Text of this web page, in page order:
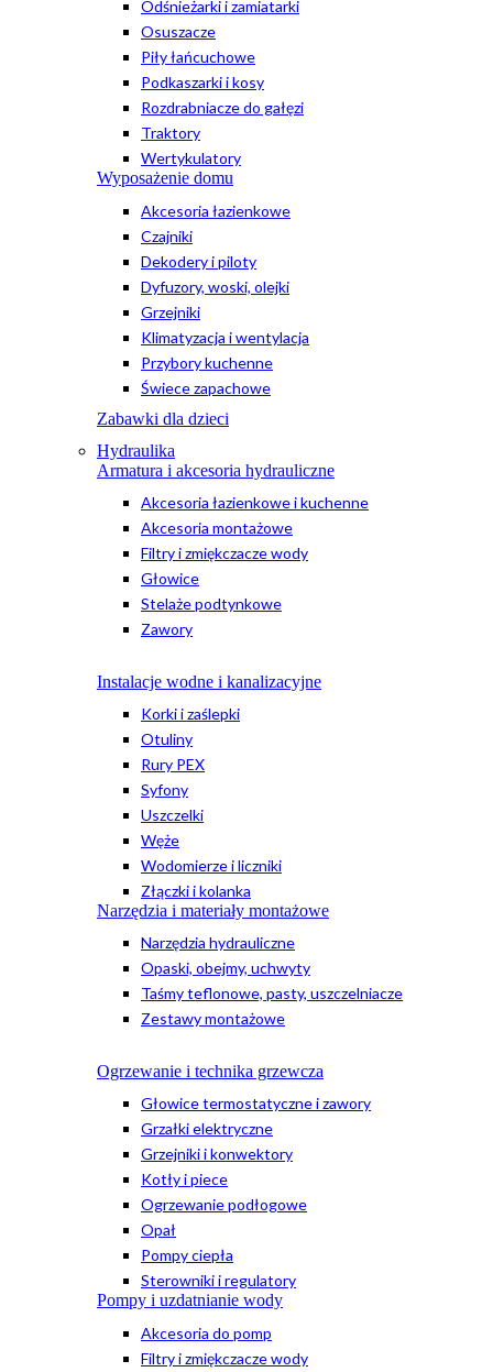
Odśnieżarki i zamiatarki
Osuszacze
Piły łańcuchowe
Podkaszarki i kosy
Rozdrabniacze do gałęzi
Traktory
Wertykulatory
Wyposażenie domu
Akcesoria łazienkowe
Czajniki
Dekodery i piloty
Dyfuzory, woski, olejki
Grzejniki
Klimatyzacja i wentylacja
Przybory kuchenne
Świece zapachowe
Zabawki dla dzieci
Hydraulika
Armatura i akcesoria hydrauliczne
Akcesoria łazienkowe i kuchenne
Akcesoria montażowe
Filtry i zmiękczacze wody
Głowice
Stelaże podtynkowe
Zawory
Instalacje wodne i kanalizacyjne
Korki i zaślepki
Otuliny
Rury PEX
Syfony
Uszczelki
Węże
Wodomierze i liczniki
Złączki i kolanka
Narzędzia i materiały montażowe
Narzędzia hydrauliczne
Opaski, obejmy, uchwyty
Taśmy teflonowe, pasty, uszczelniacze
Zestawy montażowe
Ogrzewanie i technika grzewcza
Głowice termostatyczne i zawory
Grzałki elektryczne
Grzejniki i konwektory
Kotły i piece
Ogrzewanie podłogowe
Opał
Pompy ciepła
Sterowniki i regulatory
Pompy i uzdatnianie wody
Akcesoria do pomp
Filtry i zmiękczacze wody